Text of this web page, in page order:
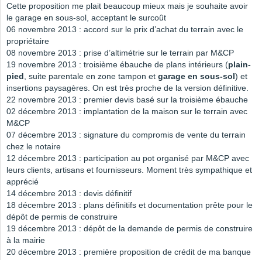
Cette proposition me plait beaucoup mieux mais je souhaite avoir
le garage en sous-sol, acceptant le surcoût
06 novembre 2013 : accord sur le prix d’achat du terrain avec le
propriétaire
08 novembre 2013 : prise d’altimétrie sur le terrain par M&CP
19 novembre 2013 : troisième ébauche de plans intérieurs (plain-
pied, suite parentale en zone tampon et garage en sous-sol) et
insertions paysagères. On est très proche de la version définitive.
22 novembre 2013 : premier devis basé sur la troisième ébauche
02 décembre 2013 : implantation de la maison sur le terrain avec
M&CP
07 décembre 2013 : signature du compromis de vente du terrain
chez le notaire
12 décembre 2013 : participation au pot organisé par M&CP avec
leurs clients, artisans et fournisseurs. Moment très sympathique et
apprécié
14 décembre 2013 : devis définitif
18 décembre 2013 : plans définitifs et documentation prête pour le
dépôt de permis de construire
19 décembre 2013 : dépôt de la demande de permis de construire
à la mairie
20 décembre 2013 : première proposition de crédit de ma banque